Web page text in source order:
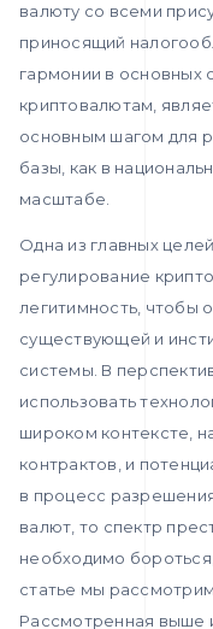
валюту со всеми
приносящий
гармонии в основных
криптовалютам,
основным шагом для
базы, как в
масштабе.
Одна из главных
регулирование
легитимность, чтобы
существующей и
системы. В
использовать
широком контексте,
контрактов, и
в процесс
валют, то спектр
необходимо
статье мы
Рассмотренная выше